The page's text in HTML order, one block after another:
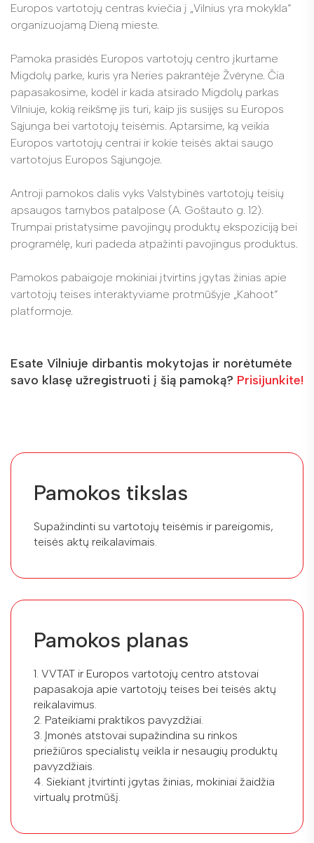
Europos vartotojų centras kviečia į „Vilnius yra mokykla“
organizuojamą Dieną mieste.
Pamoka prasidės Europos vartotojų centro įkurtame
Migdolų parke, kuris yra Neries pakrantėje Žvėryne. Čia
papasakosime, kodėl ir kada atsirado Migdolų parkas
Vilniuje, kokią reikšmę jis turi, kaip jis susijęs su Europos
Sąjunga bei vartotojų teisėmis. Aptarsime, ką veikia
Europos vartotojų centrai ir kokie teisės aktai saugo
vartotojus Europos Sąjungoje.
Antroji pamokos dalis vyks Valstybinės vartotojų teisių
apsaugos tarnybos patalpose (A. Goštauto g. 12).
Trumpai pristatysime pavojingų produktų ekspoziciją bei
programėlę, kuri padeda atpažinti pavojingus produktus.
Pamokos pabaigoje mokiniai įtvirtins įgytas žinias apie
vartotojų teises interaktyviame protmūšyje „Kahoot“
platformoje.
Esate Vilniuje dirbantis mokytojas ir norėtumėte
savo klasę užregistruoti į šią pamoką? Prisijunkite!
Pamokos tikslas
Supažindinti su vartotojų teisėmis ir pareigomis,
teisės aktų reikalavimais.
Pamokos planas
1. VVTAT ir Europos vartotojų centro atstovai
papasakoja apie vartotojų teises bei teisės aktų
reikalavimus.
2. Pateikiami praktikos pavyzdžiai.
3. Įmonės atstovai supažindina su rinkos
priežiūros specialistų veikla ir nesaugių produktų
pavyzdžiais.
4. Siekiant įtvirtinti įgytas žinias, mokiniai žaidžia
virtualų protmūšį.